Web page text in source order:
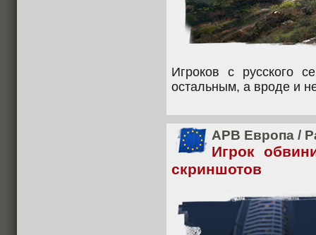
Игроков с русского
остальным, а вроде и
APB Европа /
Игрок
скриншотов